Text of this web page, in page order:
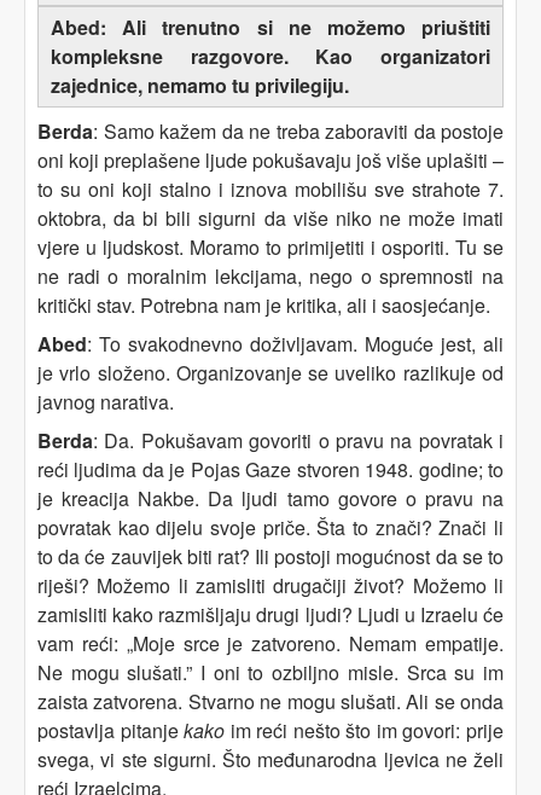
Abed: Ali trenutno si ne možemo priuštiti
kompleksne razgovore. Kao organizatori
zajednice, nemamo tu privilegiju.
Berda: Samo kažem da ne treba zaboraviti da postoje
oni koji preplašene ljude pokušavaju još više uplašiti –
to su oni koji stalno i iznova mobilišu sve strahote 7.
oktobra, da bi bili sigurni da više niko ne može imati
vjere u ljudskost. Moramo to primijetiti i osporiti. Tu se
ne radi o moralnim lekcijama, nego o spremnosti na
kritički stav. Potrebna nam je kritika, ali i saosjećanje.
Abed: To svakodnevno doživljavam. Moguće jest, ali
je vrlo složeno. Organizovanje se uveliko razlikuje od
javnog narativa.
Berda: Da. Pokušavam govoriti o pravu na povratak i
reći ljudima da je Pojas Gaze stvoren 1948. godine; to
je kreacija Nakbe. Da ljudi tamo govore o pravu na
povratak kao dijelu svoje priče. Šta to znači? Znači li
to da će zauvijek biti rat? Ili postoji mogućnost da se to
riješi? Možemo li zamisliti drugačiji život? Možemo li
zamisliti kako razmišljaju drugi ljudi? Ljudi u Izraelu će
vam reći: „Moje srce je zatvoreno. Nemam empatije.
Ne mogu slušati.” I oni to ozbiljno misle. Srca su im
zaista zatvorena. Stvarno ne mogu slušati. Ali se onda
postavlja pitanjekako im reći nešto što im govori: prije
svega, vi ste sigurni. Što međunarodna ljevica ne želi
reći Izraelcima.